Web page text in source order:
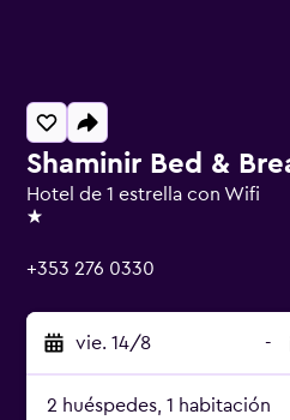
Shaminir Bed &
Hotel de 1 estrella con Wifi
1 estrella
+353 276 0330
vie. 14/8 -
2 huéspedes, 1 habitación